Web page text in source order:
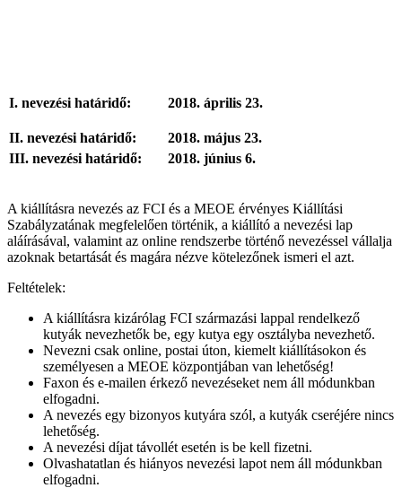
I. nevezési határidő: 2018. április 23.
II. nevezési határidő:
2018. május 23.
III. nevezési határidő:
2018. június 6.
A kiállításra nevezés az FCI és a MEOE érvényes Kiállítási
Szabályzatának megfelelően történik, a kiállító a nevezési lap
aláírásával, valamint az online rendszerbe történő nevezéssel vállalja
azoknak betartását és magára nézve kötelezőnek ismeri el azt.
Feltételek:
A kiállításra kizárólag FCI származási lappal rendelkező
kutyák nevezhetők be, egy kutya egy osztályba nevezhető.
Nevezni csak online, postai úton, kiemelt kiállításokon és
személyesen a MEOE központjában van lehetőség!
Faxon és e-mailen érkező nevezéseket nem áll módunkban
elfogadni.
A nevezés egy bizonyos kutyára szól, a kutyák cseréjére nincs
lehetőség.
A nevezési díjat távollét esetén is be kell fizetni.
Olvashatatlan és hiányos nevezési lapot nem áll módunkban
elfogadni.